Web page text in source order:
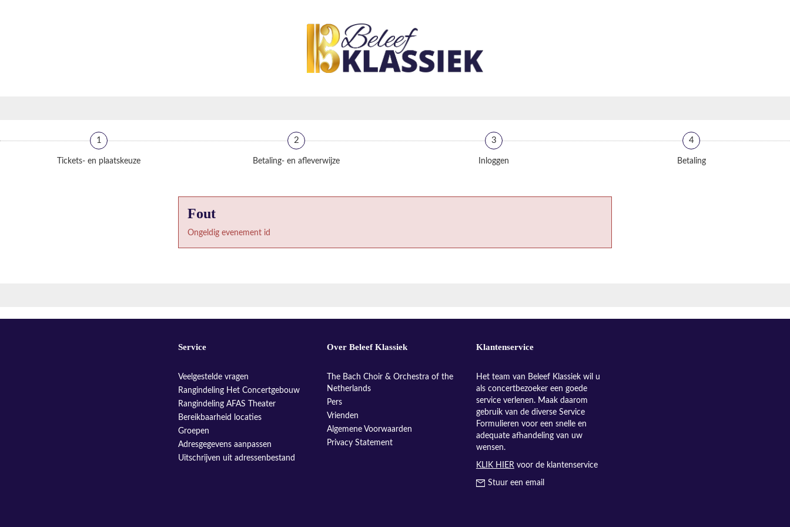
1
Tickets- en plaatskeuze
2
Betaling- en afleverwijze
3
Inloggen
4
Betaling
Fout
Ongeldig evenement id
Service
Veelgestelde vragen
Rangindeling Het Concertgebouw
Rangindeling AFAS Theater
Bereikbaarheid locaties
Groepen
Adresgegevens aanpassen
Uitschrijven uit adressenbestand
Over Beleef Klassiek
The Bach Choir & Orchestra of the
Netherlands
Pers
Vrienden
Algemene Voorwaarden
Privacy Statement
Klantenservice
Het team van Beleef Klassiek wil u
als concertbezoeker een goede
service verlenen. Maak daarom
gebruik van de diverse Service
Formulieren voor een snelle en
adequate afhandeling van uw
wensen.
KLIK HIERvoor de klantenservice
Stuur een email